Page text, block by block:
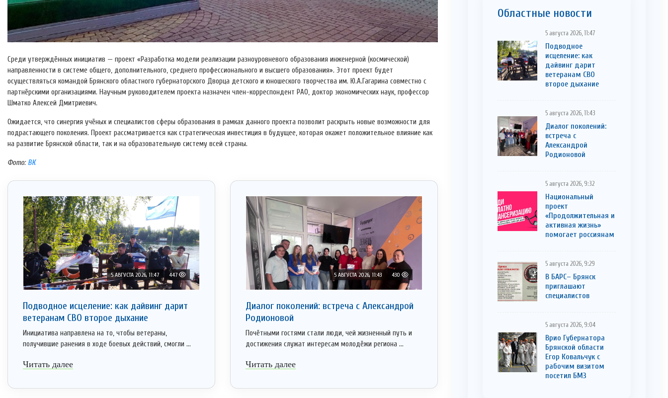
Среди утверждённых инициатив — проект «Разработка модели реализации разноуровневого образования инженерной (космической)
направленности в системе общего, дополнительного, среднего профессионального и высшего образования». Этот проект будет
осуществляться командой Брянского областного губернаторского Дворца детского и юношеского творчества им. Ю.А.Гагарина совместно с
партнёрскими организациями. Научным руководителем проекта назначен член-корреспондент РАО, доктор экономических наук, профессор
Шматко Алексей Дмитриевич.
Ожидается, что синергия учёных и специалистов сферы образования в рамках данного проекта позволит раскрыть новые возможности для
подрастающего поколения. Проект рассматривается как стратегическая инвестиция в будущее, которая окажет положительное влияние как
на развитие Брянской области, так и на образовательную систему всей страны.
Фото: ВК
5 АВГУСТА 2026, 11:47 447
Подводное исцеление: как дайвинг дарит
ветеранам СВО второе дыхание
Инициатива направлена на то, чтобы ветераны,
получившие ранения в ходе боевых действий, смогли ...
Читать далее
5 АВГУСТА 2026, 11:43 430
Диалог поколений: встреча с Александрой
Родионовой
Почётными гостями стали люди, чей жизненный путь и
достижения служат интересам молодёжи региона ...
Читать далее
Областные новости
5 августа 2026, 11:47
Подводное
исцеление: как
дайвинг дарит
ветеранам СВО
второе дыхание
5 августа 2026, 11:43
Диалог поколений:
встреча с
Александрой
Родионовой
5 августа 2026, 9:32
Национальный
проект
«Продолжительная и
активная жизнь»
помогает россиянам
5 августа 2026, 9:29
В БАРС– Брянcк
приглaшают
cпециaлистoв
5 августа 2026, 9:04
Врио Губернатора
Брянской области
Егор Ковальчук с
рабочим визитом
посетил БМЗ